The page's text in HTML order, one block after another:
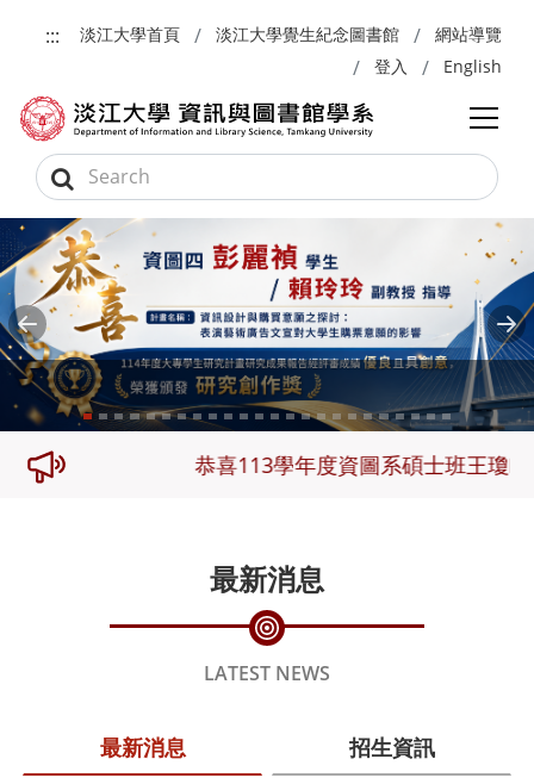
:::
淡江大學首頁 淡江大學覺生紀念圖書館
網站導覽
登入
English
Previous
名 恭喜113學年度資圖系碩士班王瓊畦及
最新消息
LATEST NEWS
最新消息 招生資訊